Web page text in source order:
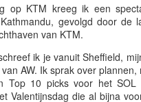
op KTM kreeg ik een
gevolgd door de
van KTM.
ik je vanuit Sheffield,
AW. Ik sprak over
Top 10 picks voor het
Valentijnsdag die al bijna